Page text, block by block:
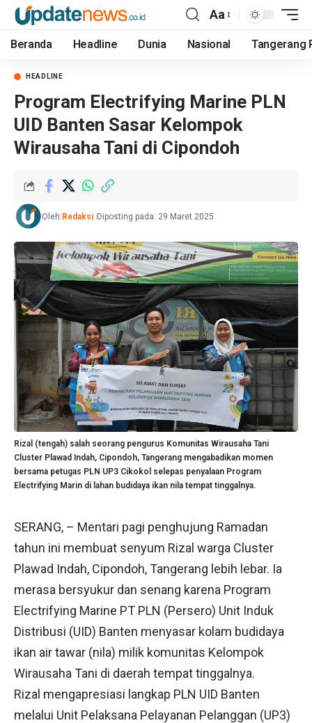
Aa
Beranda Headline Dunia Nasional Tangerang
HEADLINE
Program Electrifying Marine PLN
UID Banten Sasar Kelompok
Wirausaha Tani di Cipondoh
Oleh: Redaksi Diposting pada: 29 Maret 2025
Rizal (tengah) salah seorang pengurus Komunitas Wirausaha Tani
Cluster Plawad Indah, Cipondoh, Tangerang mengabadikan momen
bersama petugas PLN UP3 Cikokol selepas penyalaan Program
Electrifying Marin di lahan budidaya ikan nila tempat tinggalnya.
SERANG, – Mentari pagi penghujung Ramadan
tahun ini membuat senyum Rizal warga Cluster
Plawad Indah, Cipondoh, Tangerang lebih lebar. Ia
merasa bersyukur dan senang karena Program
Electrifying Marine PT PLN (Persero) Unit Induk
Distribusi (UID) Banten menyasar kolam budidaya
ikan air tawar (nila) milik komunitas Kelompok
Wirausaha Tani di daerah tempat tinggalnya.
Rizal mengapresiasi langkap PLN UID Banten
melalui Unit Pelaksana Pelayanan Pelanggan (UP3)